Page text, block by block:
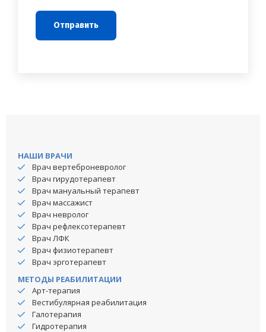
НАШИ ВРАЧИ
Врач вертеброневролог
Врач гирудотерапевт
Врач мануальный терапевт
Врач массажист
Врач невролог
Врач рефлексотерапевт
Врач ЛФК
Врач физиотерапевт
Врач эрготерапевт
МЕТОДЫ РЕАБИЛИТАЦИИ
Арт-терапия
Вестибулярная реабилитация
Галотерапия
Гидротерапия